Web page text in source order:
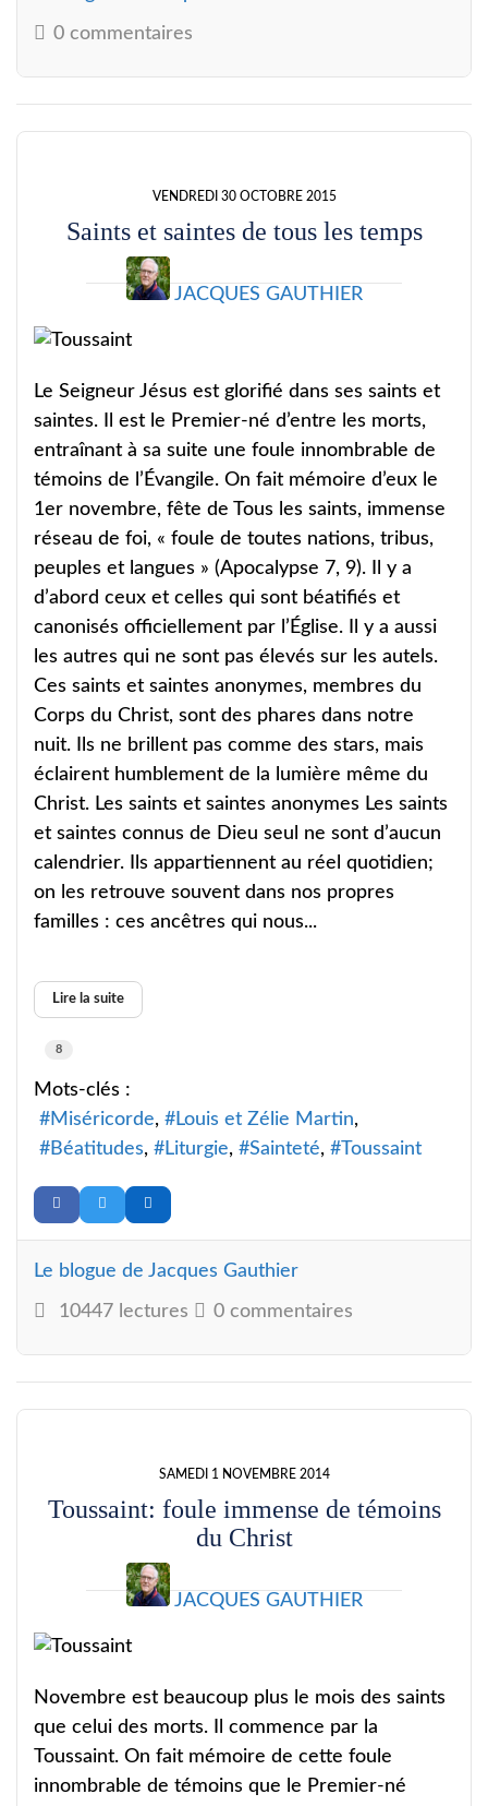
0 commentaires
VENDREDI 30 OCTOBRE 2015
Saints et saintes de tous les temps
JACQUES GAUTHIER
Le Seigneur Jésus est glorifié dans ses saints et
saintes. Il est le Premier-né d’entre les morts,
entraînant à sa suite une foule innombrable de
témoins de l’Évangile. On fait mémoire d’eux le
1er novembre, fête de Tous les saints, immense
réseau de foi, « foule de toutes nations, tribus,
peuples et langues » (Apocalypse 7, 9). Il y a
d’abord ceux et celles qui sont béatifiés et
canonisés officiellement par l’Église. Il y a aussi
les autres qui ne sont pas élevés sur les autels.
Ces saints et saintes anonymes, membres du
Corps du Christ, sont des phares dans notre
nuit. Ils ne brillent pas comme des stars, mais
éclairent humblement de la lumière même du
Christ. Les saints et saintes anonymes Les saints
et saintes connus de Dieu seul ne sont d’aucun
calendrier. Ils appartiennent au réel quotidien;
on les retrouve souvent dans nos propres
familles : ces ancêtres qui nous...
Lire la suite
8
Mots-clés :
Miséricorde
Louis et Zélie Martin
Béatitudes
Liturgie Sainteté Toussaint
Le blogue de Jacques Gauthier
10447 lectures 0 commentaires
SAMEDI 1 NOVEMBRE 2014
Toussaint: foule immense de témoins
du Christ
JACQUES GAUTHIER
Novembre est beaucoup plus le mois des saints
que celui des morts. Il commence par la
Toussaint. On fait mémoire de cette foule
innombrable de témoins que le Premier-né